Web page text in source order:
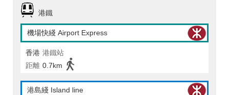
港鐵
機場快綫 Airport Express
香港 港鐵站
距離 0.7km
港島綫 Island line